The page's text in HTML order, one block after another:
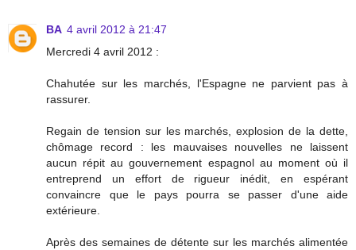
BA 4 avril 2012 à 21:47
Mercredi 4 avril 2012 :
Chahutée sur les marchés, l'Espagne ne parvient pas à
rassurer.
Regain de tension sur les marchés, explosion de la dette,
chômage record : les mauvaises nouvelles ne laissent
aucun répit au gouvernement espagnol au moment où il
entreprend un effort de rigueur inédit, en espérant
convaincre que le pays pourra se passer d'une aide
extérieure.
Après des semaines de détente sur les marchés alimentée